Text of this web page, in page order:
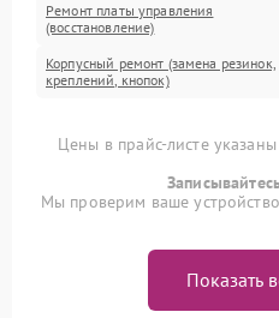
Ремонт платы управления
(восстановление)
Корпусный ремонт (замена резинок,
креплений, кнопок)
Цены в прайс-листе
Мы проверим ваше
Показать